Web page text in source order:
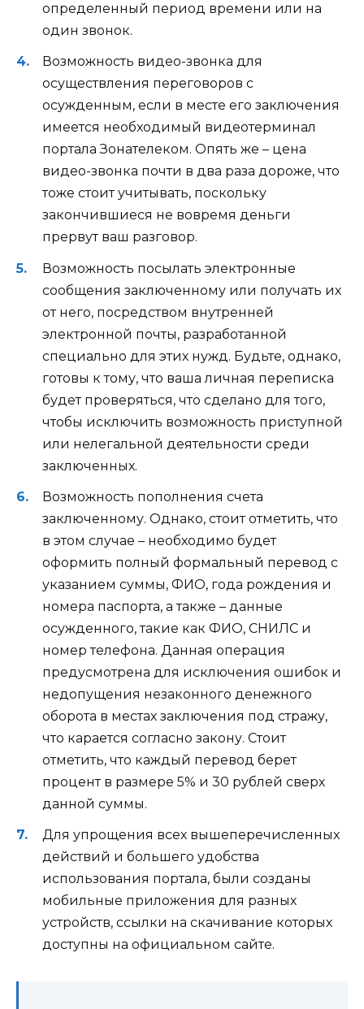
определенный период времени или на
один звонок.
Возможность видео-звонка для
осуществления переговоров с
осужденным, если в месте его заключения
имеется необходимый видеотерминал
портала Зонателеком. Опять же – цена
видео-звонка почти в два раза дороже, что
тоже стоит учитывать, поскольку
закончившиеся не вовремя деньги
прервут ваш разговор.
Возможность посылать электронные
сообщения заключенному или получать их
от него, посредством внутренней
электронной почты, разработанной
специально для этих нужд. Будьте, однако,
готовы к тому, что ваша личная переписка
будет проверяться, что сделано для того,
чтобы исключить возможность приступной
или нелегальной деятельности среди
заключенных.
Возможность пополнения счета
заключенному. Однако, стоит отметить, что
в этом случае – необходимо будет
оформить полный формальный перевод с
указанием суммы, ФИО, года рождения и
номера паспорта, а также – данные
осужденного, такие как ФИО, СНИЛС и
номер телефона. Данная операция
предусмотрена для исключения ошибок и
недопущения незаконного денежного
оборота в местах заключения под стражу,
что карается согласно закону. Стоит
отметить, что каждый перевод берет
процент в размере 5% и 30 рублей сверх
данной суммы.
Для упрощения всех вышеперечисленных
действий и большего удобства
использования портала, были созданы
мобильные приложения для разных
устройств, ссылки на скачивание которых
доступны на официальном сайте.